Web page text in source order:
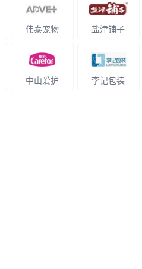
伟泰宠物 盐津铺子
中山爱护 李记包装